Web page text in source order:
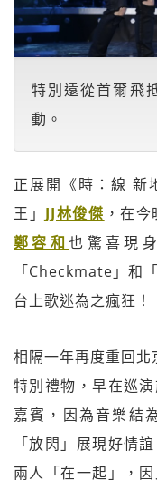
特別遠從首爾飛
動。
正展開《時：線 新
王」 JJ林俊傑 ，在
鄭容和也驚喜現
「Checkmate」和
台上歌迷為之瘋狂！
相隔一年再度重回北
特別禮物，早在巡
嘉賓，因為音樂結
「放閃」展現好情
兩人「在一起」，